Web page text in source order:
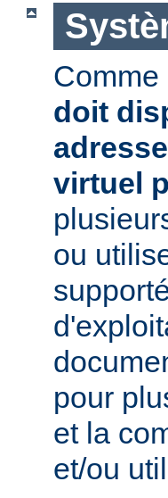
doit
virtuel
ou
pour
et la
et/ou